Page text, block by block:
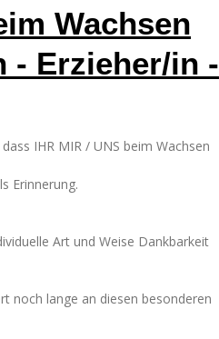
Wachsen
- Erzieher/in -
IHR MIR / UNS beim Wachsen
Erinnerung.
Art und Weise Dankbarkeit
noch lange an diesen besonderen